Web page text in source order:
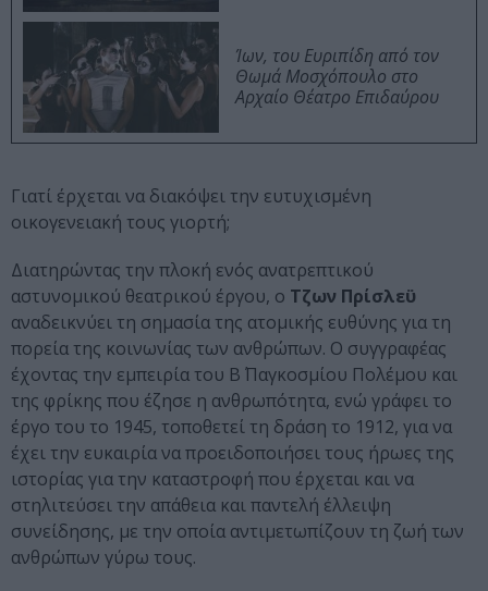
Ίων, του Ευριπίδη από τον
Θωμά Μοσχόπουλο στο
Αρχαίο Θέατρο Επιδαύρου
Γιατί έρχεται να διακόψει την ευτυχισμένη
οικογενειακή τους γιορτή;
Διατηρώντας την πλοκή ενός ανατρεπτικού
αστυνομικού θεατρικού έργου, ο Τζων Πρίσλεϋ
αναδεικνύει τη σημασία της ατομικής ευθύνης για τη
πορεία της κοινωνίας των ανθρώπων. Ο συγγραφέας
έχοντας την εμπειρία του Β΄ Παγκοσμίου Πολέμου και
της φρίκης που έζησε η ανθρωπότητα, ενώ γράφει το
έργο του το 1945, τοποθετεί τη δράση το 1912, για να
έχει την ευκαιρία να προειδοποιήσει τους ήρωες της
ιστορίας για την καταστροφή που έρχεται και να
στηλιτεύσει την απάθεια και παντελή έλλειψη
συνείδησης, με την οποία αντιμετωπίζουν τη ζωή των
ανθρώπων γύρω τους.